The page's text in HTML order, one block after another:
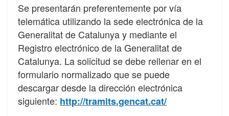
Se presentarán preferentemente por vía
telemática utilizando la sede electrónica de la
Generalitat de Catalunya y mediante el
Registro electrónico de la Generalitat de
Catalunya. La solicitud se debe rellenar en el
formulario normalizado que se puede
descargar desde la dirección electrónica
siguiente: http://tramits.gencat.cat/